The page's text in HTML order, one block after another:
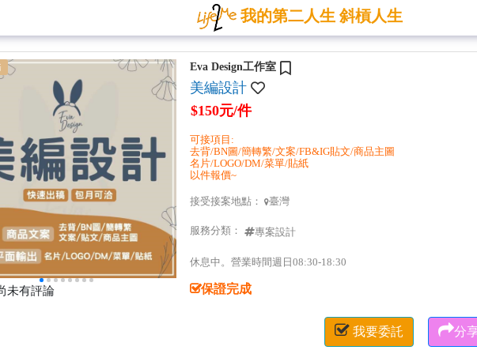
我的第二人生 斜槓人生
未有評論
Eva Design工作室
美編設計
$150元/件
可接項目:
去背/BN圖/簡轉繁/文案/FB&IG貼文/商品主圖
名片/LOGO/DM/菜單/貼紙
以件報價~
接受接案地點： 臺灣
服務分類： 專案設計
休息中。營業時間週日08:30-18:30
保證完成
 我要委託 分